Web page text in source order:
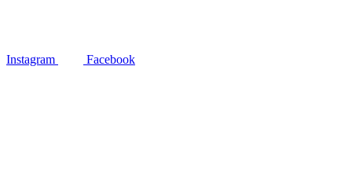
Instagram Facebook